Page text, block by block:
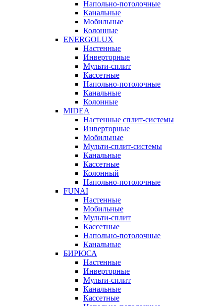
Напольно-потолочные
Канальные
Мобильные
Колонные
ENERGOLUX
Настенные
Инверторные
Мульти-сплит
Кассетные
Напольно-потолочные
Канальные
Колонные
MIDEA
Настенные сплит-системы
Инверторные
Мобильные
Мульти-сплит-системы
Канальные
Кассетные
Колонный
Напольно-потолочные
FUNAI
Настенные
Мобильные
Мульти-сплит
Кассетные
Напольно-потолочные
Канальные
БИРЮСА
Настенные
Инверторные
Мульти-сплит
Канальные
Кассетные